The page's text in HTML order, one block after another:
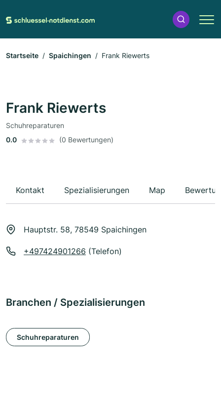
Startseite Spaichingen Frank Riewerts
Frank Riewerts
Schuhreparaturen
0.0
(0 Bewertungen)
Kontakt Spezialisierungen Map
Hauptstr. 58, 78549 Spaichingen
+497424901266 (Telefon)
Branchen / Spezialisierungen
Schuhreparaturen